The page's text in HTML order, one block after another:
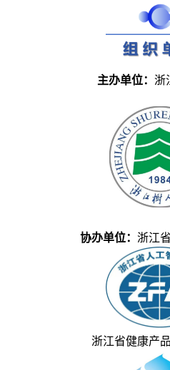
主办单位： 浙
协办单位： 浙江
浙江省健康产